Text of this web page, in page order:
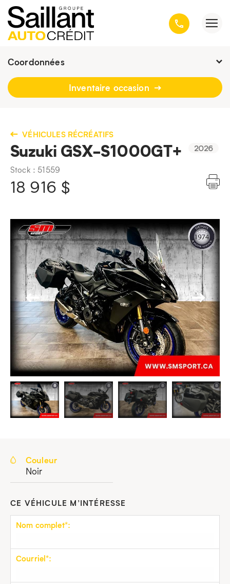
Coordonnées
Présentement ouvert jusqu'à 16h30
418 659-6431
Inventaire occasion
VÉHICULES RÉCRÉATIFS
Suzuki GSX-S1000GT+ 2026
Stock : 51559
18 916 $
Couleur
Noir
CE VÉHICULE M’INTÉRESSE
Nom complet*:
Courriel*: